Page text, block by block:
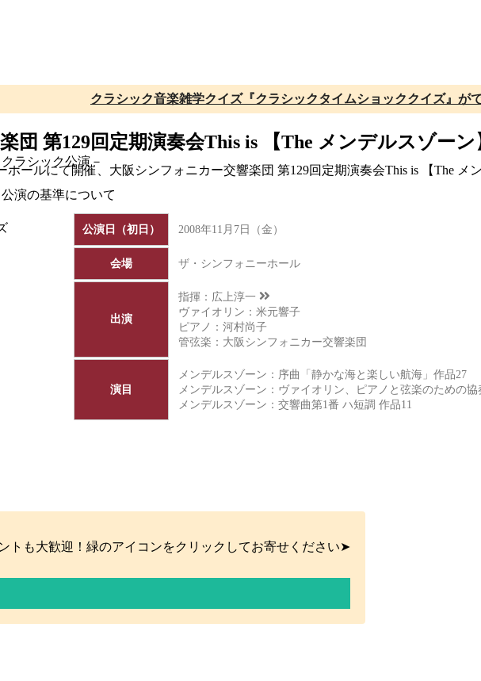
ラシック公演－
演の基準について
クラシック音楽雑学クイズ『クラシックタイムショッククイズ』が
団 第129回定期演奏会This is 【The メンデルスゾーン
ホールにて開催、大阪シンフォニカー交響楽団 第129回定期演奏会This is 【The
公演日（初日） 2008年11月7日（金）
会場 ザ・シンフォニーホール
出演
指揮： 広上淳一
ヴァイオリン：米元響子
ピアノ：河村尚子
管弦楽：大阪シンフォニカー交響楽団
演目
メンデルスゾーン：序曲「静かな海と楽しい航海」作品27
メンデルスゾーン：ヴァイオリン、ピアノと弦楽のための協
メンデルスゾーン：交響曲第1番 ハ短調 作品11
トも大歓迎！緑のアイコンをクリックしてお寄せください➤